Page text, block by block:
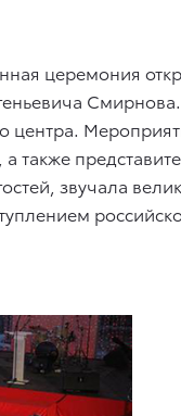
церемония
центра.
также
звучала